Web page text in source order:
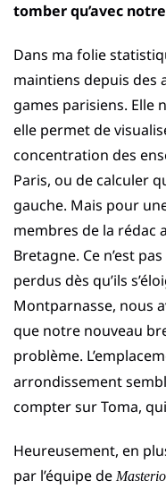
tomber qu’avec
Dans ma folie
maintiens depuis des
games parisiens. Elle
elle permet de
concentration des
Paris, ou de calculer
gauche. Mais pour
membres de la rédac
Bretagne. Ce n’est
perdus dès qu’ils
Montparnasse, nous
que notre nouveau
problème.
arrondissement
compter sur Toma,
Heureusement, en
par l’équipe de Masterio